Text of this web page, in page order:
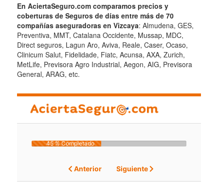
En AciertaSeguro.com comparamos precios y
coberturas de Seguros de días entre más de 70
compañías aseguradoras en Vizcaya: Almudena, GES,
Preventiva, MMT, Catalana Occidente, Mussap, MDC,
Direct seguros, Lagun Aro, Aviva, Reale, Caser, Ocaso,
Clinicum Salut, Fidelidade, Fiatc, Acunsa, AXA, Zurich,
MetLife, Previsora Agro Industrial, Aegon, AIG, Previsora
General, ARAG, etc.
Anterior
45 % Completado
Siguiente